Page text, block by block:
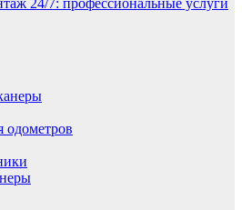
одометров